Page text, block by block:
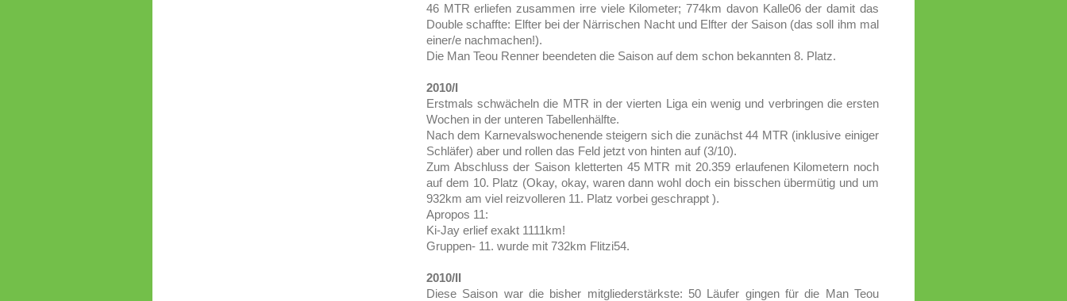
46 MTR erliefen zusammen irre viele Kilometer; 774km davon Kalle06 der damit das
Double schaffte: Elfter bei der Närrischen Nacht und Elfter der Saison (das soll ihm mal
einer/e nachmachen!).
Die Man Teou Renner beendeten die Saison auf dem schon bekannten 8. Platz.
2010/I
Erstmals schwächeln die MTR in der vierten Liga ein wenig und verbringen die ersten
Wochen in der unteren Tabellenhälfte.
Nach dem Karnevalswochenende steigern sich die zunächst 44 MTR (inklusive einiger
Schläfer) aber und rollen das Feld jetzt von hinten auf (3/10).
Zum Abschluss der Saison kletterten 45 MTR mit 20.359 erlaufenen Kilometern noch
auf dem 10. Platz (Okay, okay, waren dann wohl doch ein bisschen übermütig und um
932km am viel reizvolleren 11. Platz vorbei geschrappt ).
Apropos 11:
Ki-Jay erlief exakt 1111km!
Gruppen- 11. wurde mit 732km Flitzi54.
2010/II
Diese Saison war die bisher mitgliederstärkste: 50 Läufer gingen für die Man Teou